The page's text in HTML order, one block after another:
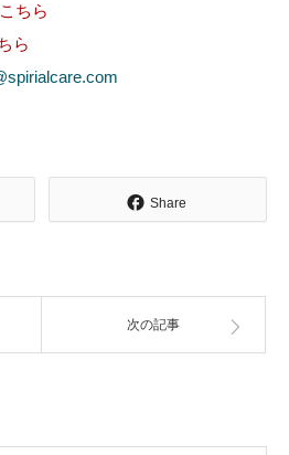
こちら
ら
Share
次の記事